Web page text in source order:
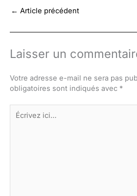
← Article précédent
Laisser un
Votre adresse e-mail ne sera pas
obligatoires sont indiqués avec *
Écrivez
ici…